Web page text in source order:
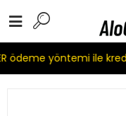
ödeme yöntemi ile kredi